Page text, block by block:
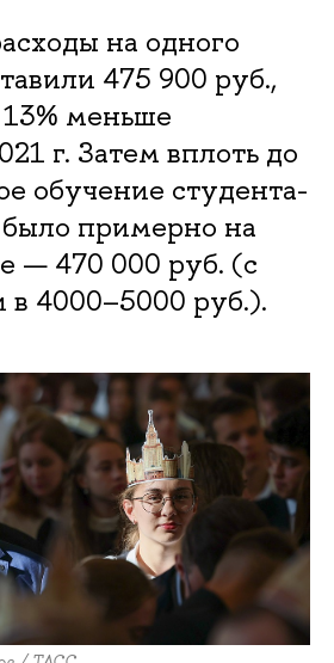
на одного
475 900 руб.,
меньше
г. Затем вплоть до
обучение студента-
примерно на
— 470 000 руб. (с
в 4000–5000 руб.).